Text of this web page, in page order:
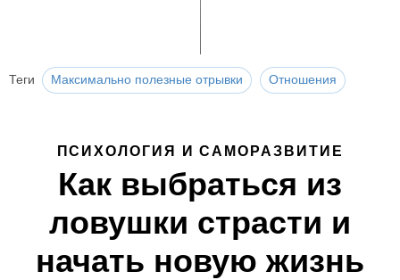
Теги Максимально полезные отрывки Отношения
ПСИХОЛОГИЯ И САМОРАЗВИТИЕ
Как выбраться из
ловушки страсти и
начать новую жизнь